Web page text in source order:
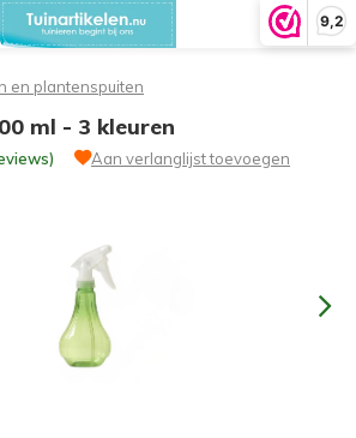
9,2
en plantenspuiten
ml - 3 kleuren
Aan verlanglijst toevoegen